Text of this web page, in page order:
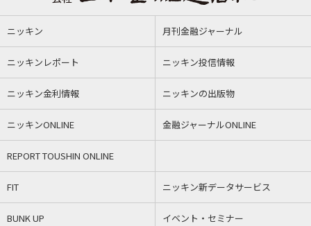
ニッキン 月刊金融ジャーナル
ニッキンレポート ニッキン投信情報
ニッキン金利情報 ニッキンの出版物
ニッキンONLINE 金融ジャーナルONLINE
REPORT TOUSHIN ONLINE
FIT ニッキン新データサービス
BUNK UP イベント・セミナー